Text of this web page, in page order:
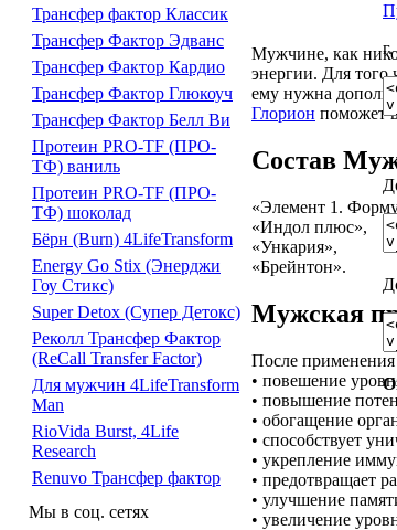
Трансфер фактор Классик
Трансфер Фактор Эдванс
Трансфер Фактор Кардио
Трансфер Фактор Глюкоуч
Трансфер Фактор Белл Ви
Протеин PRO-TF (ПРО-
ТФ) ваниль
Протеин PRO-TF (ПРО-
ТФ) шоколад
Бёрн (Burn) 4LifeTransform
Energy Go Stix (Энерджи
Гоу Стикс)
Super Detox (Супер Детокс)
Реколл Трансфер Фактор
(ReCall Transfer Factor)
Для мужчин 4LifeTransform
Man
RioVida Burst, 4Life
Research
Renuvo Трансфер фактор
Мы в соц. сетях
Мужчине, как
энергии. Для
ему нужна
Глорион поможет
Состав
«Элемент 1.
«Индол плюс»,
«Ункария»,
«Брейнтон».
Мужская
После применения
• повешение
• повышение
• обогащение
• способствует
• укрепление
• предотвращает
• улучшение
• увеличение